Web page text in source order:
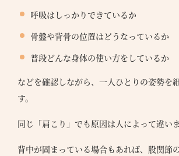
呼吸はしっかりできているか
骨盤や背骨の位置はどうなっているか
普段どんな身体の使い方をしているか
などを確認しながら、一人ひとりの姿勢を
す。
同じ「肩こり」でも原因は人によって違いま
背中が固まっている場合もあれば、股関節